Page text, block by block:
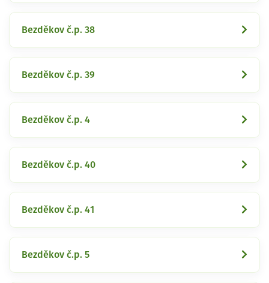
Bezděkov č.p. 38
Bezděkov č.p. 39
Bezděkov č.p. 4
Bezděkov č.p. 40
Bezděkov č.p. 41
Bezděkov č.p. 5